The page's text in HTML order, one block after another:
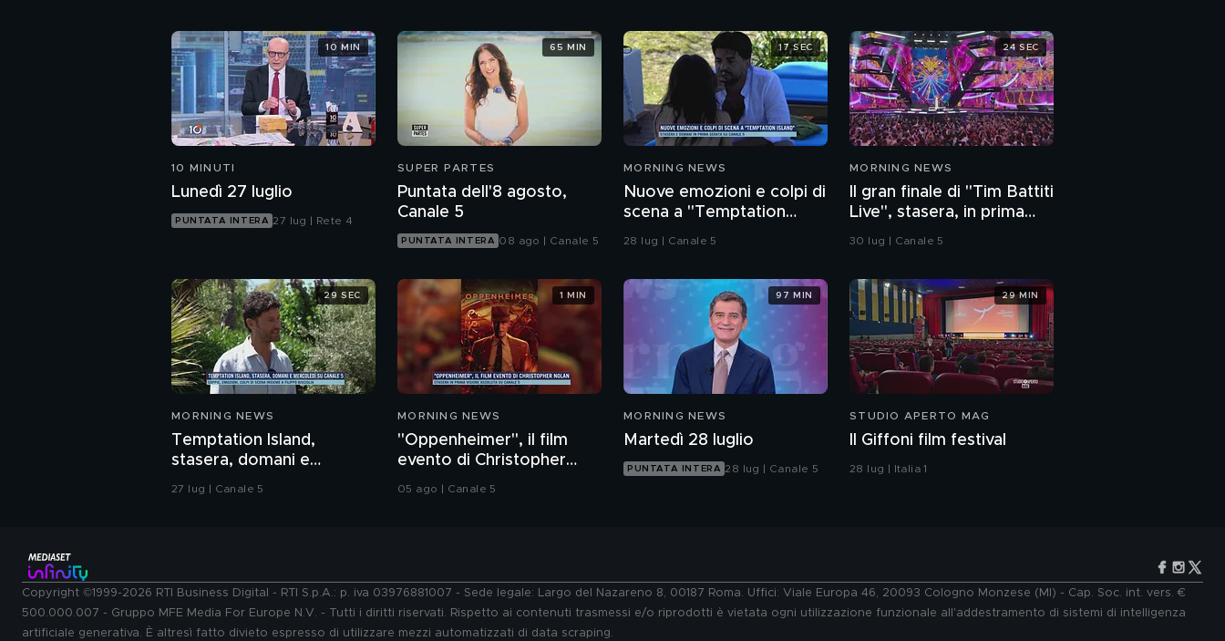
10 MINUTI
Lunedì 27 luglio
PUNTATA INTERA 27 lug | Rete 4
10 MIN
SUPER PARTES
Puntata dell'8 agosto,
Canale 5
PUNTATA INTERA 08 ago | Canale 5
65 MIN
MORNING NEWS
Nuove emozioni e colpi di
scena a "Temptation
Island"
28 lug | Canale 5
17 SEC
MORNING NEWS
Il gran finale di "Tim Battiti
Live", stasera, in prima
serata, su Canale 5
30 lug | Canale 5
24 SEC
MORNING NEWS
Temptation Island,
stasera, domani e
mercoledì su Canale 5
27 lug | Canale 5
29 SEC
MORNING NEWS
"Oppenheimer", il film
evento di Christopher
Nolan
05 ago | Canale 5
1 MIN
MORNING NEWS
Martedì 28 luglio
PUNTATA INTERA 28 lug | Canale 5
97 MIN
STUDIO APERTO MAG
Il Giffoni film festival
28 lug | Italia 1
29 MIN
Copyright ©1999-2026 RTI Business Digital - RTI S.p.A.: p. iva 03976881007 - Sede legale: Largo del Nazareno 8, 00187 Roma. Uffici: Viale Europa 46, 20093 Cologno Monzese (MI) - Cap. Soc. int. vers. €
500.000.007 - Gruppo MFE Media For Europe N.V. - Tutti i diritti riservati. Rispetto ai contenuti trasmessi e/o riprodotti è vietata ogni utilizzazione funzionale all'addestramento di sistemi di intelligenza
artificiale generativa. È altresì fatto divieto espresso di utilizzare mezzi automatizzati di data scraping.